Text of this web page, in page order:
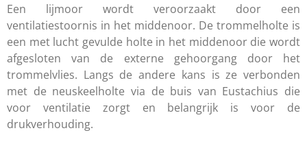
Een lijmoor wordt veroorzaakt door een
ventilatiestoornis in het middenoor. De trommelholte is
een met lucht gevulde holte in het middenoor die wordt
afgesloten van de externe gehoorgang door het
trommelvlies. Langs de andere kans is ze verbonden
met de neuskeelholte via de buis van Eustachius die
voor ventilatie zorgt en belangrijk is voor de
drukverhouding.